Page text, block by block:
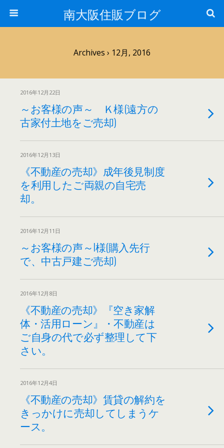
南大阪住販ブログ
Archives › 12月, 2016
2016年12月22日
～お客様の声～ Ｋ様(遠方の
古家付土地をご売却)
2016年12月13日
《不動産の売却》成年後見制度
を利用したご両親の自宅売
却。
2016年12月11日
～お客様の声～I様(購入先行
で、中古戸建ご売却)
2016年12月8日
《不動産の売却》『空き家解
体・活用ローン』・不動産は
ご自身の代で必ず整理して下
さい。
2016年12月4日
《不動産の売却》賃貸の解約を
きっかけに売却してしまうケ
ース。